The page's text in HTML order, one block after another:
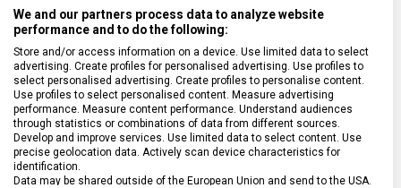
ZÁRUKA 24 měsíců
HMOTNOST 186 g
UZAMYKATELNÁ ČEPEL Ano
POČET FUNKCÍ 5
We and our partners process data to analyze website
performance and to do the following:
Store and/or access information on a device. Use limited data to select
advertising. Create profiles for personalised advertising. Use profiles to
select personalised advertising. Create profiles to personalise content.
Use profiles to select personalised content. Measure advertising
performance. Measure content performance. Understand audiences
through statistics or combinations of data from different sources.
Develop and improve services. Use limited data to select content. Use
precise geolocation data. Actively scan device characteristics for
identification.
Data may be shared outside of the European Union and send to the USA.